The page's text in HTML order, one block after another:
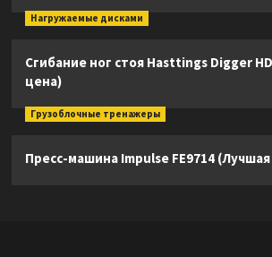
Нагружаемые дисками
Сгибание ног стоя Hasttings Digger
цена)
Грузоблочные тренажеры
Пресс-машина Impulse FE9714